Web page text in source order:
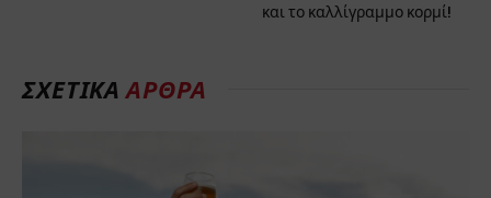
και το καλλίγραμμο κορμί!
ΣΧΕΤΙΚΑΑΡΘΡΑ